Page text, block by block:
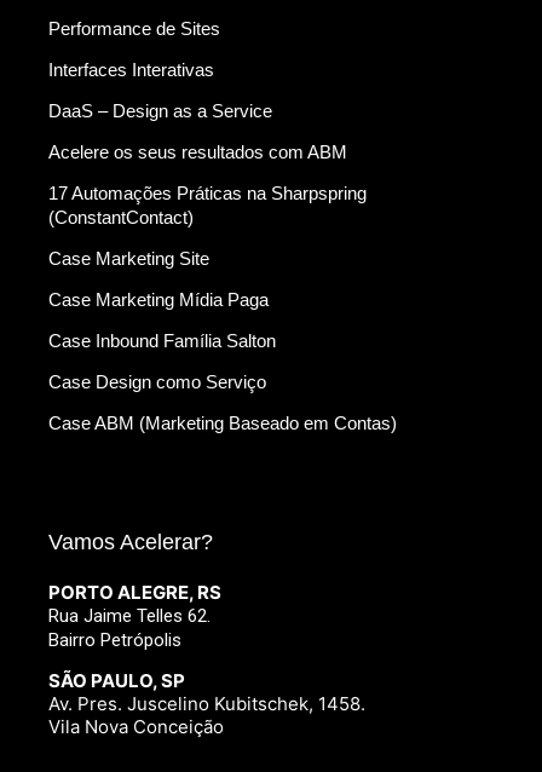
Performance de Sites
Interfaces Interativas
DaaS – Design as a Service
Acelere os seus resultados com ABM
17 Automações Práticas na Sharpspring
(ConstantContact)
Case Marketing Site
Case Marketing Mídia Paga
Case Inbound Família Salton
Case Design como Serviço
Case ABM (Marketing Baseado em Contas)
Vamos Acelerar?
PORTO ALEGRE, RS
Rua Jaime Telles 62.
Bairro Petrópolis
SÃO PAULO, SP
Av. Pres. Juscelino Kubitschek, 1458.
Vila Nova Conceição